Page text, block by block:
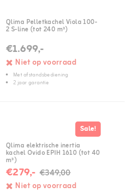
Qlima Pelletkachel Viola 100-
2 S-line (tot 240 m³)
€1.699,-
Niet op voorraad
Met afstandsbediening
2 jaar garantie
Sale!
Qlima elektrische inertia
kachel Ovido EPIH 1610 (tot 40
m³)
€279,- €349,00
Niet op voorraad